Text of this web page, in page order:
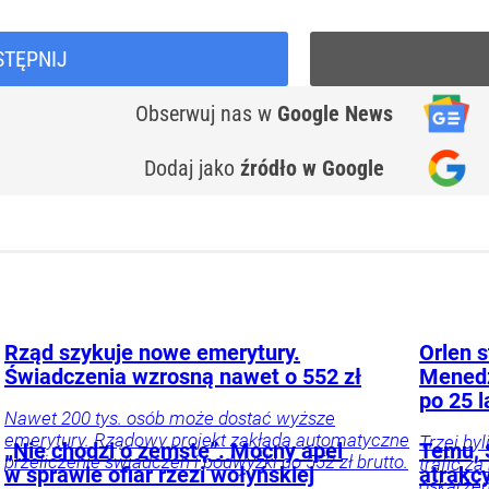
Obserwuj nas w Google News
Dodaj jako źródło w Google
Rząd szykuje nowe emerytury.
Świadczenia wzrosną nawet o 552 zł
Nawet 200 tys. osób może dostać wyższe
emerytury. Rządowy projekt zakłada automatyczne
przeliczenie świadczeń i podwyżki do 552 zł brutto.
Orlen
po 25
Trzej
trafić za
„Nie chodzi o zemstę”. Mocny apel
w sprawie ofiar rzezi wołyńskiej
Temu,